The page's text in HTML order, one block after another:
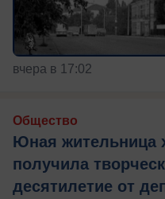
вчера в 17:02
Общество
Юная жительница
получила
десятилетие от